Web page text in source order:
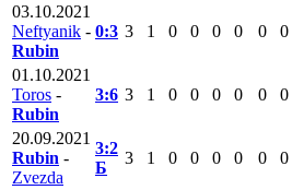
03.10.2021
Neftyanik -
Rubin
0:3 3 1 0 0 0 0 0 0
01.10.2021
Toros -
Rubin
3:6 3 1 0 0 0 0 0 0
20.09.2021
Rubin -
Zvezda
3:2
Б
3 1 0 0 0 0 0 0